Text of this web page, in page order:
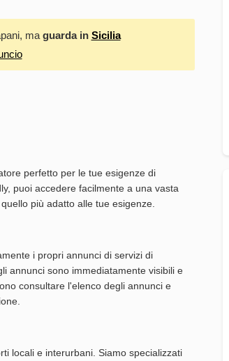
ma guarda in Sicilia
perfetto per le tue esigenze di
puoi accedere facilmente a una vasta
più adatto alle tue esigenze.
i propri annunci di servizi di
annunci sono immediatamente visibili e
consultare l'elenco degli annunci e
locali e interurbani. Siamo specializzati